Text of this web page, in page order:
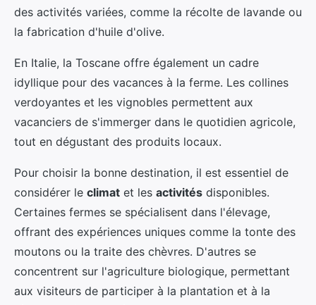
des activités variées, comme la récolte de lavande ou
la fabrication d'huile d'olive.
En Italie, la Toscane offre également un cadre
idyllique pour des vacances à la ferme. Les collines
verdoyantes et les vignobles permettent aux
vacanciers de s'immerger dans le quotidien agricole,
tout en dégustant des produits locaux.
Pour choisir la bonne destination, il est essentiel de
considérer le climat et les activités disponibles.
Certaines fermes se spécialisent dans l'élevage,
offrant des expériences uniques comme la tonte des
moutons ou la traite des chèvres. D'autres se
concentrent sur l'agriculture biologique, permettant
aux visiteurs de participer à la plantation et à la